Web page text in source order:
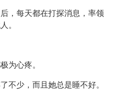
，每天都在打探消息，率领
。
为心疼。
不少，而且她总是睡不好。